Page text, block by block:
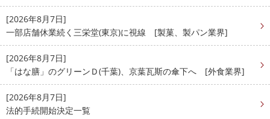
[2026年8月7日]
一部店舗休業続く三栄堂(東京)に視線 [製菓、製パン業界]
[2026年8月7日]
「はな膳」のグリーンＤ(千葉)、京葉瓦斯の傘下へ [外食業界]
[2026年8月7日]
法的手続開始決定一覧